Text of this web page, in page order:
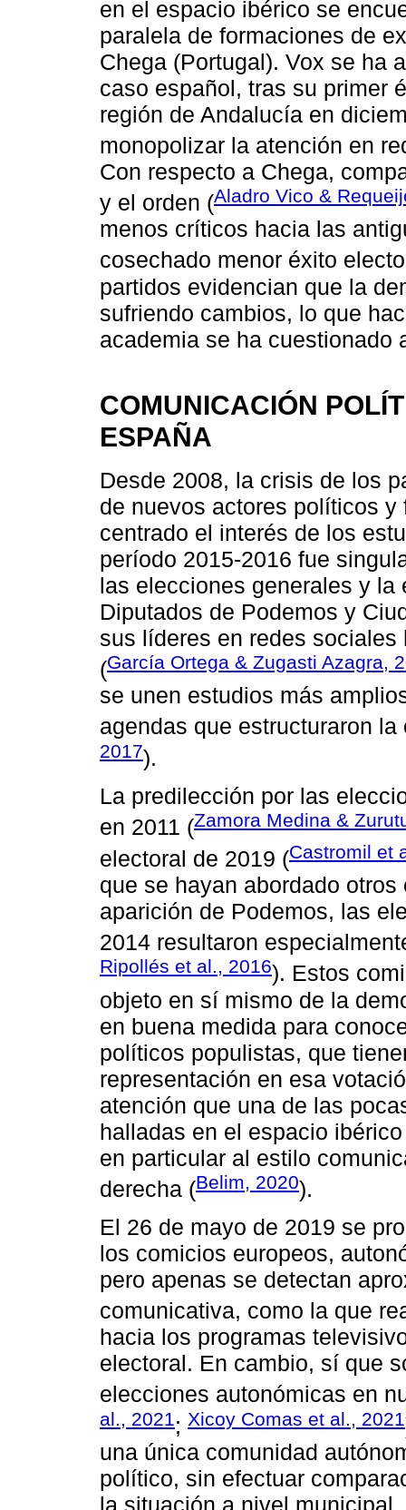
en el espacio ibérico se
paralela de formaciones de
Chega (Portugal). Vox se ha
caso español, tras su primer
región de Andalucía en
monopolizar la atención en
Con respecto a Chega,
y el orden (Aladro Vico &
menos críticos hacia las
cosechado menor éxito
partidos evidencian que la
sufriendo cambios, lo que
academia se ha cuestionado
COMUNICACIÓN
ESPAÑA
Desde 2008, la crisis de los
de nuevos actores políticos
centrado el interés de los
período 2015-2016 fue
las elecciones generales y la
Diputados de Podemos y
sus líderes en redes
(García Ortega & Zugasti Azagra,
se unen estudios más
agendas que estructuraron la
2017).
La predilección por las
en 2011 (Zamora Medina &
electoral de 2019 (Castromil et
que se hayan abordado
aparición de Podemos, las
2014 resultaron
Ripollés et al., 2016). Estos
objeto en sí mismo de la
en buena medida para
políticos populistas, que
representación en esa
atención que una de las
halladas en el espacio
en particular al estilo
derecha (Belim, 2020).
El 26 de mayo de 2019 se
los comicios europeos,
pero apenas se detectan
comunicativa, como la que
hacia los programas
electoral. En cambio, sí que
elecciones autonómicas en
al., 2021; Xicoy Comas et al., 2021
una única comunidad
político, sin efectuar
la situación a nivel